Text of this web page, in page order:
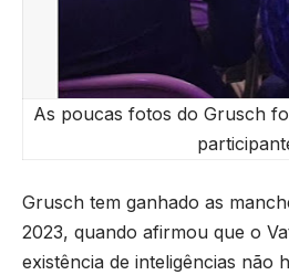
As poucas fotos do Grusch
Grusch tem ganhado as
2023, quando afirmou que o
existência de inteligências não